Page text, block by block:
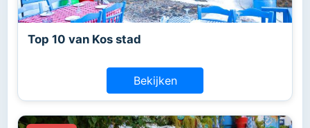
Top 10 van Kos stad
Bekijken